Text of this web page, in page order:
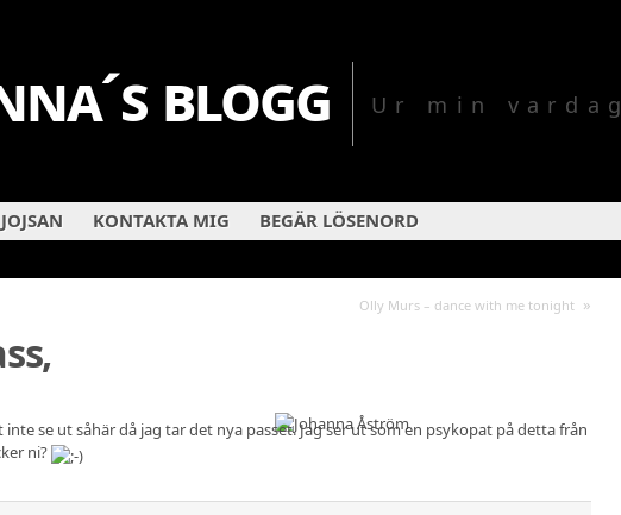
blogg Ur min vardag
KONTAKTA MIG BEGÄR LÖSENORD
Olly Murs – dance with me tonight »
inte se ut såhär då jag tar det nya passet. Jag ser ut som en psykopat på detta från
ni?